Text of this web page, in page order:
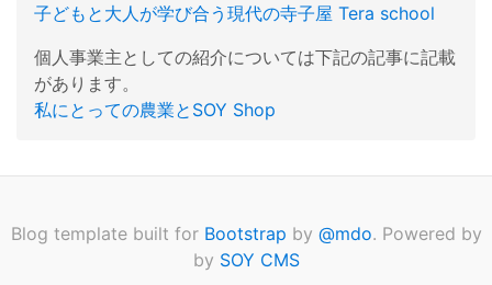
子どもと大人が学び合う現代の寺子屋 Tera school
個人事業主としての紹介については下記の記事に記載
があります。
私にとっての農業とSOY Shop
Blog template built for Bootstrap by @mdo. Powered by
by SOY CMS